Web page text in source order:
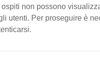
ospiti non possono
utenti. Per proseguire è